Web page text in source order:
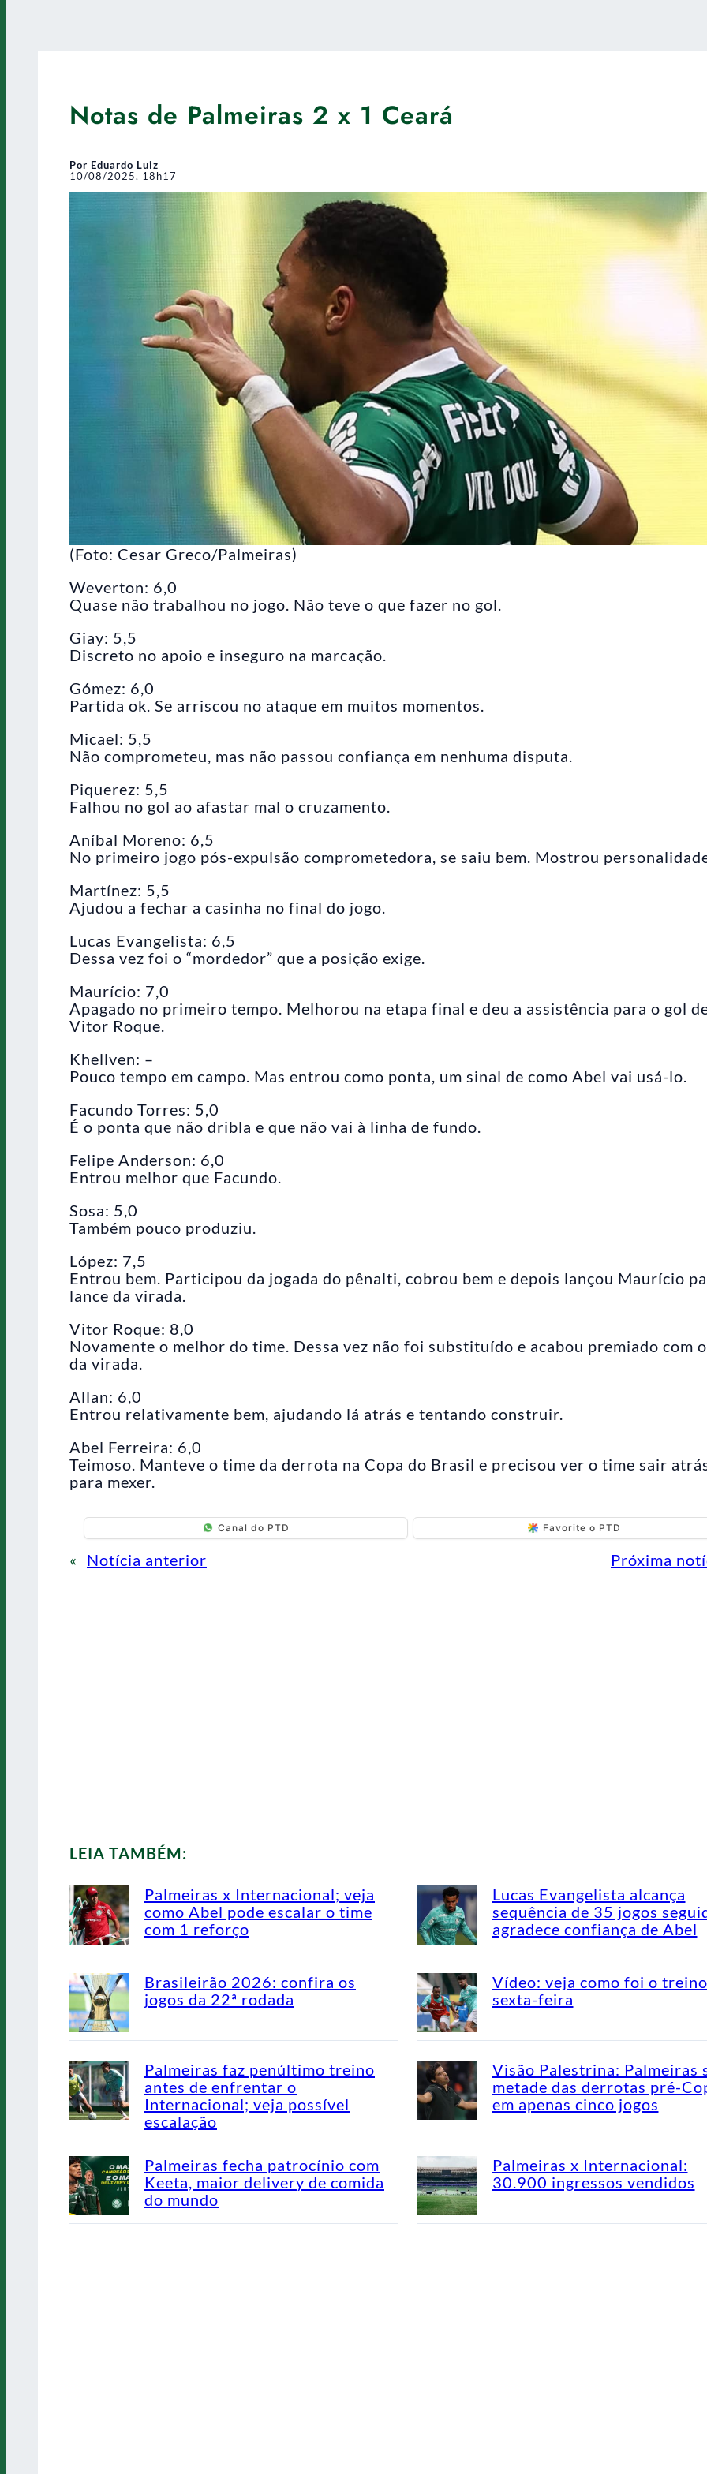
Notas de Palmeiras 2 x 1 Ceará
Por Eduardo Luiz
10/08/2025, 18h17
(Foto: Cesar Greco/Palmeiras)
Weverton: 6,0
Quase não trabalhou no jogo. Não teve o que fazer no gol.
Giay: 5,5
Discreto no apoio e inseguro na marcação.
Gómez: 6,0
Partida ok. Se arriscou no ataque em muitos momentos.
Micael: 5,5
Não comprometeu, mas não passou confiança em nenhuma disputa.
Piquerez: 5,5
Falhou no gol ao afastar mal o cruzamento.
Aníbal Moreno: 6,5
No primeiro jogo pós-expulsão comprometedora, se saiu bem. Mostrou
Martínez: 5,5
Ajudou a fechar a casinha no final do jogo.
Lucas Evangelista: 6,5
Dessa vez foi o “mordedor” que a posição exige.
Maurício: 7,0
Apagado no primeiro tempo. Melhorou na etapa final e deu a assistência para o gol
Vitor Roque.
Khellven: –
Pouco tempo em campo. Mas entrou como ponta, um sinal de como Abel vai usá-lo.
Facundo Torres: 5,0
É o ponta que não dribla e que não vai à linha de fundo.
Felipe Anderson: 6,0
Entrou melhor que Facundo.
Sosa: 5,0
Também pouco produziu.
López: 7,5
Entrou bem. Participou da jogada do pênalti, cobrou bem e depois lançou Maurício
lance da virada.
Vitor Roque: 8,0
Novamente o melhor do time. Dessa vez não foi substituído e acabou premiado com
da virada.
Allan: 6,0
Entrou relativamente bem, ajudando lá atrás e tentando construir.
Abel Ferreira: 6,0
Teimoso. Manteve o time da derrota na Copa do Brasil e precisou ver o time sair
para mexer.
Canal do PTD Favorite o PTD
« Notícia anterior Próxima
LEIA TAMBÉM:
Palmeiras x Internacional; veja
como Abel pode escalar o time
com 1 reforço
Lucas Evangelista alcança
sequência de 35 jogos
agradece confiança de Abel
Brasileirão 2026: confira os
jogos da 22ª rodada
Vídeo: veja como foi o
sexta-feira
Palmeiras faz penúltimo treino
antes de enfrentar o
Internacional; veja possível
escalação
Visão Palestrina: Palmeiras
metade das derrotas pré-
em apenas cinco jogos
Palmeiras fecha patrocínio com
Keeta, maior delivery de comida
do mundo
Palmeiras x Internacional:
30.900 ingressos vendidos